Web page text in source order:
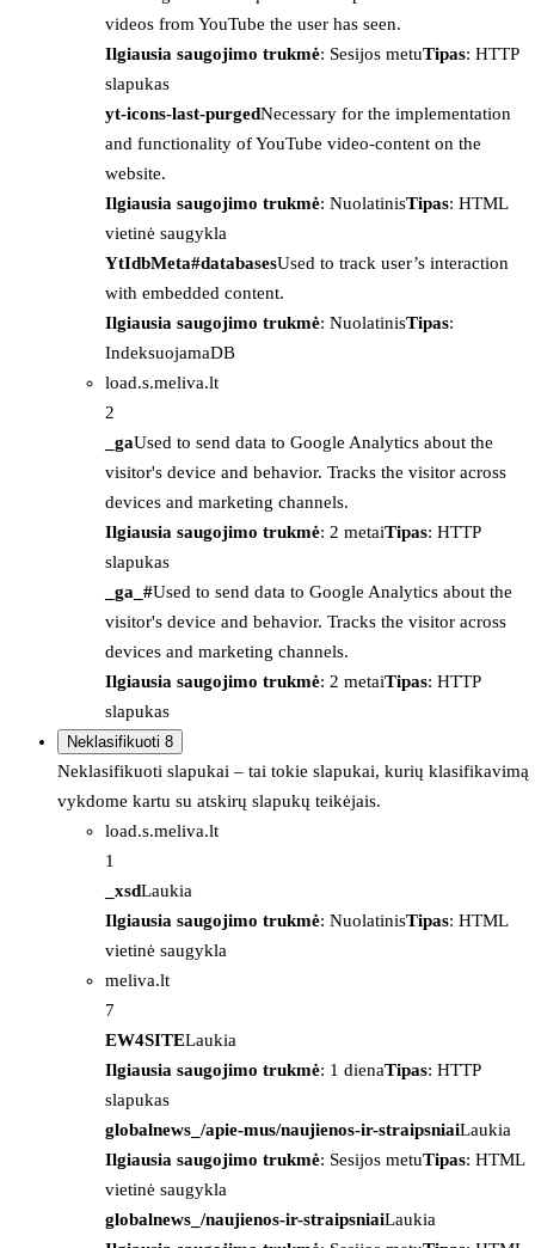
videos from YouTube the user has seen.
Ilgiausia saugojimo trukmė: Sesijos metuTipas: HTTP
slapukas
yt-icons-last-purgedNecessary for the implementation
and functionality of YouTube video-content on the
website.
Ilgiausia saugojimo trukmė: NuolatinisTipas: HTML
vietinė saugykla
YtIdbMeta#databasesUsed to track user’s interaction
with embedded content.
Ilgiausia saugojimo trukmė: NuolatinisTipas:
IndeksuojamaDB
load.s.meliva.lt
2
_gaUsed to send data to Google Analytics about the
visitor's device and behavior. Tracks the visitor across
devices and marketing channels.
Ilgiausia saugojimo trukmė: 2 metaiTipas: HTTP
slapukas
_ga_#Used to send data to Google Analytics about the
visitor's device and behavior. Tracks the visitor across
devices and marketing channels.
Ilgiausia saugojimo trukmė: 2 metaiTipas: HTTP
slapukas
Neklasifikuoti 8
Neklasifikuoti slapukai – tai tokie slapukai, kurių klasifikavimą
vykdome kartu su atskirų slapukų teikėjais.
load.s.meliva.lt
1
_xsdLaukia
Ilgiausia saugojimo trukmė: NuolatinisTipas: HTML
vietinė saugykla
meliva.lt
7
EW4SITELaukia
Ilgiausia saugojimo trukmė: 1 dienaTipas: HTTP
slapukas
globalnews_/apie-mus/naujienos-ir-straipsniaiLaukia
Ilgiausia saugojimo trukmė: Sesijos metuTipas: HTML
vietinė saugykla
globalnews_/naujienos-ir-straipsniaiLaukia